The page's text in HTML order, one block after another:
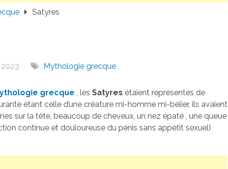
Satyres
Mythologie grecque
grecque , les Satyres étaient représentés de
étant celle d’une créature mi-homme mi-bélier, ils avaient
sur la tête, beaucoup de cheveux, un nez épaté , une queue
continue et douloureuse du pénis sans appétit sexuel)